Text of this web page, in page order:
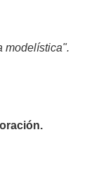
modelística".